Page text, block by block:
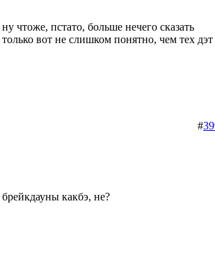
ну чтоже, пстато, больше нечего сказать
только вот не слишком понятно, чем тех дэт
#
брейкдауны какбэ, не?